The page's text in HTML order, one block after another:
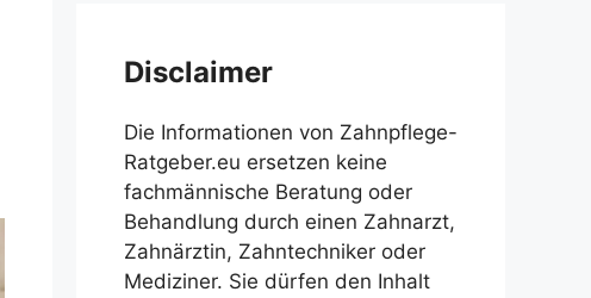
Disclaimer
Die Informationen von Zahnpflege-
Ratgeber.eu ersetzen keine
fachmännische Beratung oder
Behandlung durch einen Zahnarzt,
Zahnärztin, Zahntechniker oder
Mediziner. Sie dürfen den Inhalt